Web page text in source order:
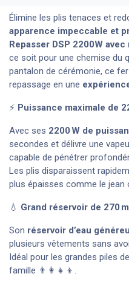
Élimine les plis tenaces et
apparence impeccable et
Repasser DSP 2200W
ce soit pour une chemise du
pantalon de cérémonie, ce
repassage en une
⚡ Puissance maximale de
Avec ses 2200 W de
secondes et délivre une
capable de pénétrer
Les plis disparaissent
plus épaisses comme le
💧 Grand réservoir de 270
Son réservoir d’eau
plusieurs vêtements sans
Idéal pour les grandes piles
famille 👨‍👩‍👧‍👦.